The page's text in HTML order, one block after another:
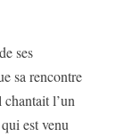
ses
sa rencontre
l’un
est venu